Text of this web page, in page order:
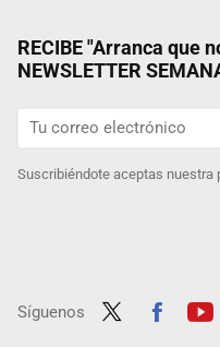
RECIBE "Arranca que
NEWSLETTER
Suscribiéndote aceptas nuestra
Síguenos